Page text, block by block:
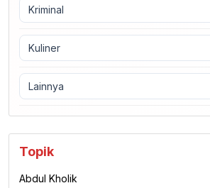
Kriminal
Kuliner
Lainnya
Topik
Abdul Kholik